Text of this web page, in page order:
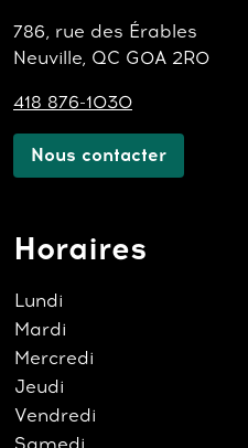
786, rue des Érables
Neuville, QC G0A 2R0
418 876-1030
Nous contacter
Horaires
Lundi
Mardi
Mercredi
Jeudi
Vendredi